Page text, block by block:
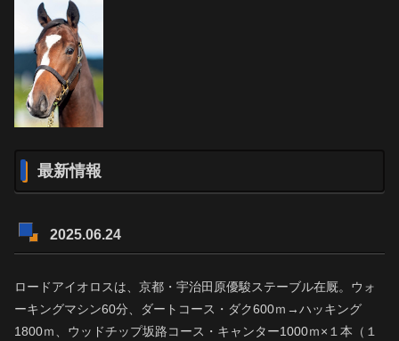
最新情報
2025.06.24
ロードアイオロスは、京都・宇治田原優駿ステーブル在厩。ウォ
ーキングマシン60分、ダートコース・ダク600ｍ→ハッキング
1800ｍ、ウッドチップ坂路コース・キャンター1000ｍ×１本（１